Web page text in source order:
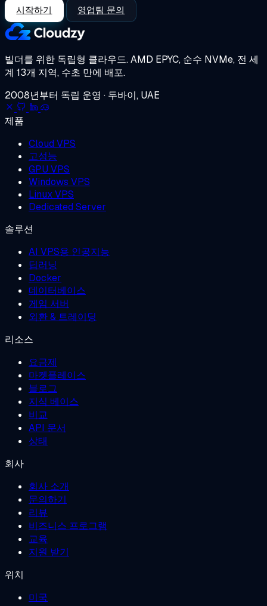
시작하기 영업팀 문의
빌더를 위한 독립형 클라우드.AMD EPYC, 순수 NVMe, 전 세
계 13개 지역, 수초 만에 배포.
2008년부터 독립 운영 · 두바이, UAE
제품
Cloud VPS
고성능
GPU VPS
Windows VPS
Linux VPS
Dedicated Server
솔루션
AI VPS용 인공지능
딥러닝
Docker
데이터베이스
게임 서버
외환 & 트레이딩
리소스
요금제
마켓플레이스
블로그
지식 베이스
비교
API 문서
상태
회사
회사 소개
문의하기
리뷰
비즈니스 프로그램
교육
지원 받기
위치
미국